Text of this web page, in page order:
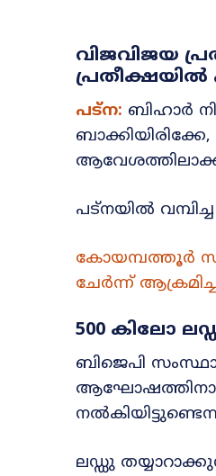
വിജവിജയ
പട്‌ന: ബിഹാർ
പട്‌നയിൽ
കോയമ്പത്തൂർ
ചേർന്ന്
500 കിലോ
ബിജെപി
ലഡ്ഡു